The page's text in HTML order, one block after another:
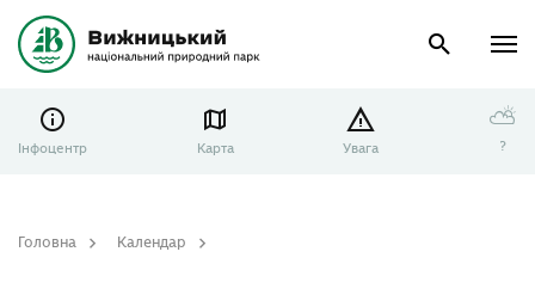
Інфоцентр Карта Увага
⛅
?
Головна
Календар